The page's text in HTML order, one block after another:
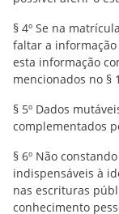
§ 4º Se na
faltar a
esta informação
mencionados no §
§ 5º Dados
complementados
§ 6º Não
indispensáveis à
nas escrituras
conhecimento